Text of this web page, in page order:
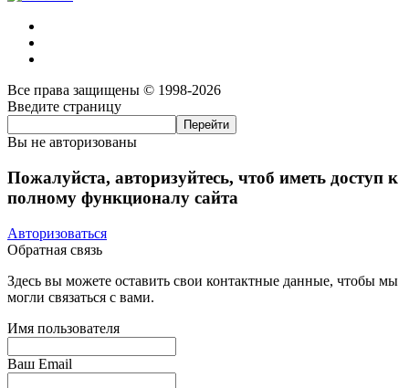
Все права защищены © 1998-2026
Введите страницу
Вы не авторизованы
Пожалуйста, авторизуйтесь, чтоб иметь доступ к
полному функционалу сайта
Авторизоваться
Обратная связь
Здесь вы можете оставить свои контактные данные, чтобы мы
могли связаться с вами.
Имя пользователя
Ваш Email